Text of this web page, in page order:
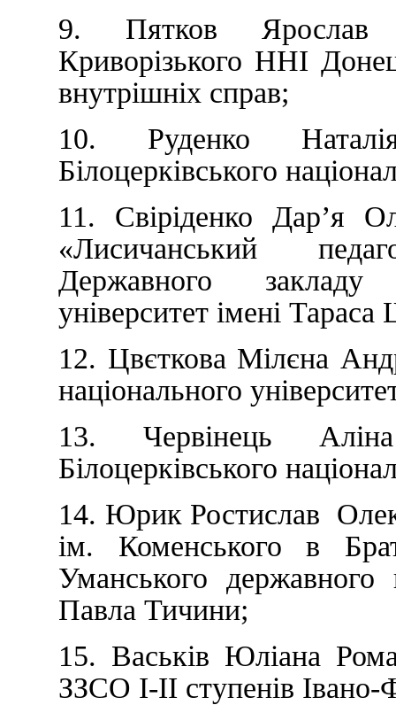
9. Пятков Ярослав
Криворізького ННІ
внутрішніх справ;
10. Руденко
Білоцерківського
11. Свіріденко Дар’я
«Лисичанський
Державного закладу
університет імені
12. Цвєткова Мілєна
національного
13. Червінець
Білоцерківського
14. Юрик Ростислав
ім. Коменського в
Уманського державного
Павла Тичини;
15. Васьків Юліана
ЗЗСО І-ІІ ступенів